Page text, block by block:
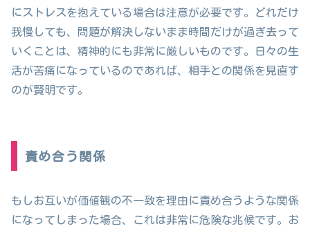
にストレスを抱えている場合は注意が必要です。どれだけ
我慢しても、問題が解決しないまま時間だけが過ぎ去って
いくことは、精神的にも非常に厳しいものです。日々の生
活が苦痛になっているのであれば、相手との関係を見直す
のが賢明です。
責め合う関係
もしお互いが価値観の不一致を理由に責め合うような関係
になってしまった場合、これは非常に危険な兆候です。お